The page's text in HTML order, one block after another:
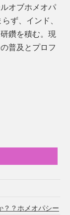
オブホメオパ
ず、インド、
鑽を積む。現
普及とプロフ
？？ホメオパシー